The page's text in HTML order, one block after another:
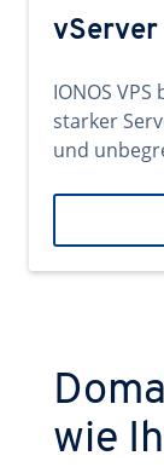
vServer
IONOS
starker
und
wie